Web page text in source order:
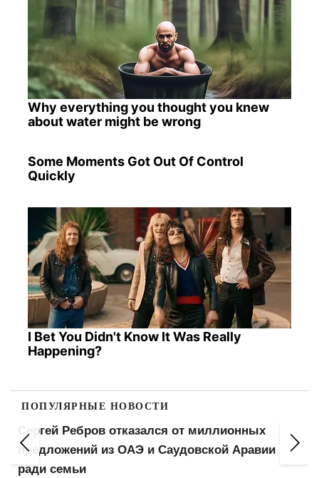
Why everything you thought you knew
about water might be wrong
Some Moments Got Out Of Control
Quickly
I Bet You Didn't Know It Was Really
Happening?
ПОПУЛЯРНЫЕ НОВОСТИ
Пенсионеров поделят на три категории: что
изменится в выплатах